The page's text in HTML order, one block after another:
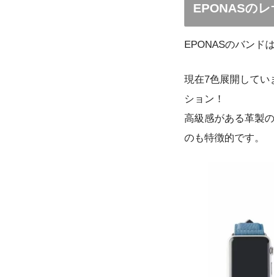
EPONASの
EPONASのバンド
現在7色展開してい
ション！
高級感がある革製
のも特徴的です。